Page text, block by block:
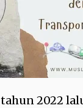
2022